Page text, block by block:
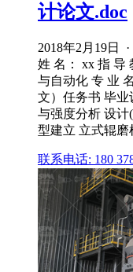
计论文.doc
2018年2月19日
姓 名： xx 指 导
与自动化 专 业
文）任务书 毕
与强度分析 设计
型建立 立式辊磨
联系电话: 180